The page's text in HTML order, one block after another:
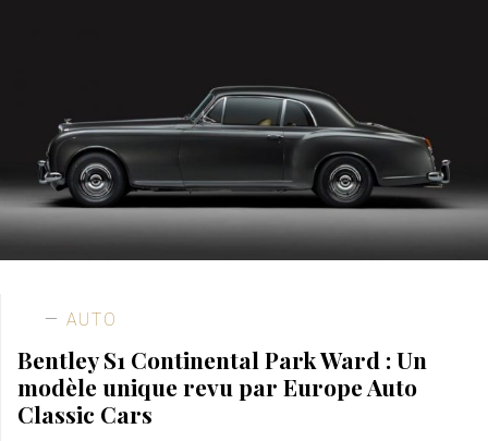
AUTO
Bentley S1 Continental Park Ward : Un
modèle unique revu par Europe Auto
Classic Cars